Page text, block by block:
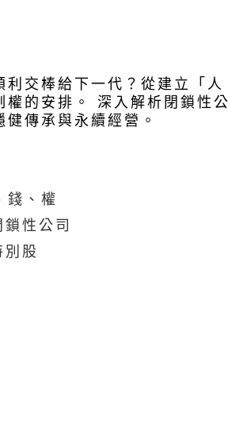
利交棒給下一代？從建立「
權的安排。 深入解析閉鎖性
傳承與永續經營。
錢、權
性公司
股